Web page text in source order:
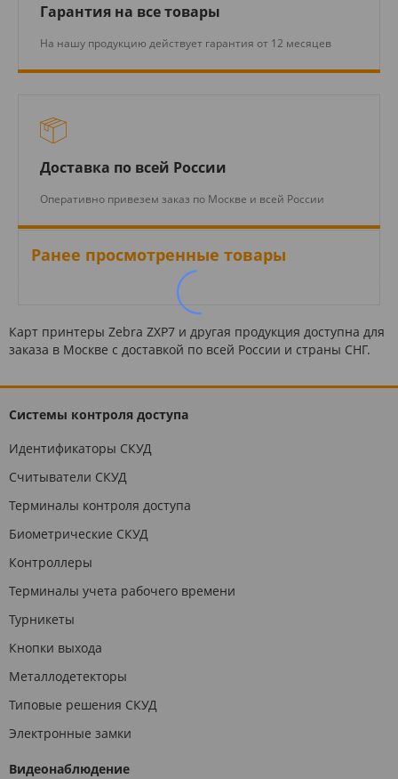
Гарантия на все товары
На нашу продукцию действует гарантия от 12 месяцев
Доставка по всей России
Оперативно привезем заказ по Москве и всей России
Ранее просмотренные товары
Карт принтеры Zebra ZXP7 и другая продукция доступна для
заказа в Москве с доставкой по всей России и страны СНГ.
Системы контроля доступа
Идентификаторы СКУД
Считыватели СКУД
Терминалы контроля доступа
Биометрические СКУД
Контроллеры
Терминалы учета рабочего времени
Турникеты
Кнопки выхода
Металлодетекторы
Типовые решения СКУД
Электронные замки
Видеонаблюдение